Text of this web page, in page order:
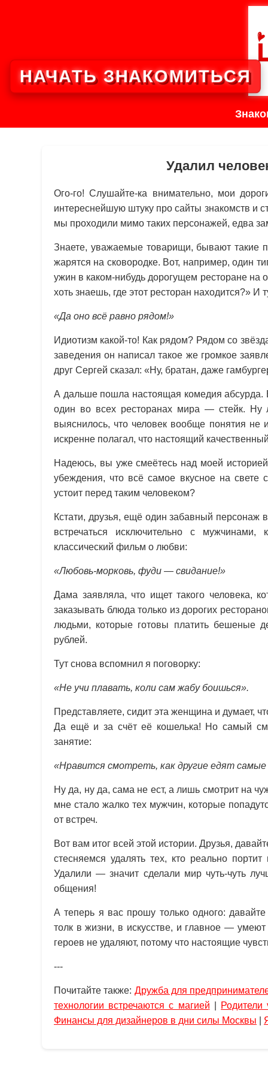
Удалил
Ого-го! Слушайте-ка внимательно, мои
интереснейшую штуку про сайты знакомств и
мы проходили мимо таких персонажей, едва
Знаете, уважаемые товарищи, бывают такие
жарятся на сковородке. Вот, например, один
ужин в каком-нибудь дорогущем ресторане
хоть знаешь, где этот ресторан находится?» И
«Да оно всё равно рядом!»
Идиотизм какой-то! Как рядом? Рядом со
заведения он написал такое же громкое
друг Сергей сказал: «Ну, братан, даже
А дальше пошла настоящая комедия абсурда.
один во всех ресторанах мира — стейк. Ну
выяснилось, что человек вообще понятия не
искренне полагал, что настоящий
Надеюсь, вы уже смеётесь над моей
убеждения, что всё самое вкусное на свете
устоит перед таким человеком?
Кстати, друзья, ещё один забавный персонаж
встречаться исключительно с
классический фильм о любви:
«Любовь-морковь, фуди — свидание!»
Дама заявляла, что ищет такого человека,
заказывать блюда только из дорогих
людьми, которые готовы платить бешеные
рублей.
Тут снова вспомнил я поговорку:
«Не учи плавать, коли сам жабу боишься».
Представляете, сидит эта женщина и думает,
Да ещё и за счёт её кошелька! Но самый
занятие:
«Нравится смотреть, как другие едят самые
Ну да, ну да, сама не ест, а лишь смотрит на
мне стало жалко тех мужчин, которые
от встреч.
Вот вам итог всей этой истории. Друзья,
стесняемся удалять тех, кто реально
Удалили — значит сделали мир чуть-чуть
общения!
А теперь я вас прошу только одного:
толк в жизни, в искусстве, и главное —
героев не удаляют, потому что настоящие
---
Почитайте также: Дружба для
технологии встречаются с магией
Финансы для дизайнеров в дни силы Москвы
НАЧАТЬ ЗНАКОМИТЬСЯ